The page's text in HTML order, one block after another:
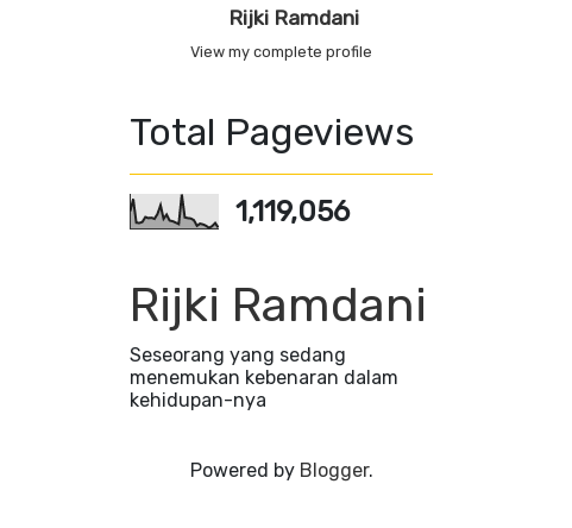
Rijki Ramdani
View my complete profile
Total Pageviews
1,119,056
Rijki Ramdani
Seseorang yang sedang
menemukan kebenaran dalam
kehidupan-nya
Powered by Blogger.